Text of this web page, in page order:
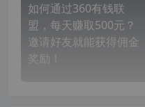
如何通过360有钱联
盟，每天赚取500元？
邀请好友就能获得佣金
奖励！